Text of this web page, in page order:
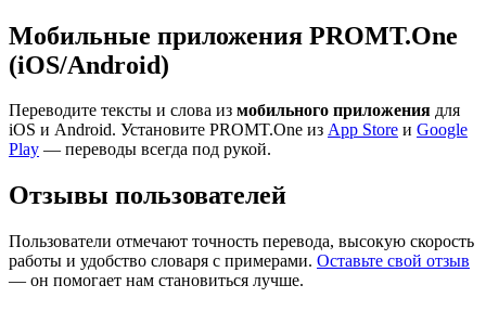
Мобильные приложения PROMT.One
(iOS/Android)
Переводите тексты и слова из мобильного приложения для
iOS и Android. Установите PROMT.One из App Store и Google
Play — переводы всегда под рукой.
Отзывы пользователей
Пользователи отмечают точность перевода, высокую скорость
работы и удобство словаря с примерами. Оставьте свой отзыв
— он помогает нам становиться лучше.